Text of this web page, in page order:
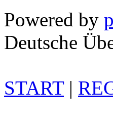
Powered by
Deutsche
START|